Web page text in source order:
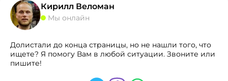
Кирилл Веломан
Мы онлайн
Долистали до конца страницы, но не нашли того, что
ищете? Я помогу Вам в любой ситуации. Звоните или
пишите!